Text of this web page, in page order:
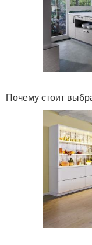
Почему стоит